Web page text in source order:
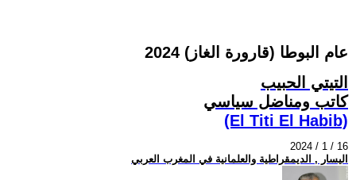
2024 عام البوطا (قارورة الغاز)
التيتي الحبيب
كاتب ومناضل سياسي
(El Titi El Habib)
2024 / 1 / 16
اليسار , الديمقراطية والعلمانية في المغرب العربي